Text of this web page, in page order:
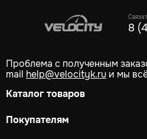
8
Проблема с полученным
mail help@velocityk.ru и мы
Каталог товаров
Покупателям